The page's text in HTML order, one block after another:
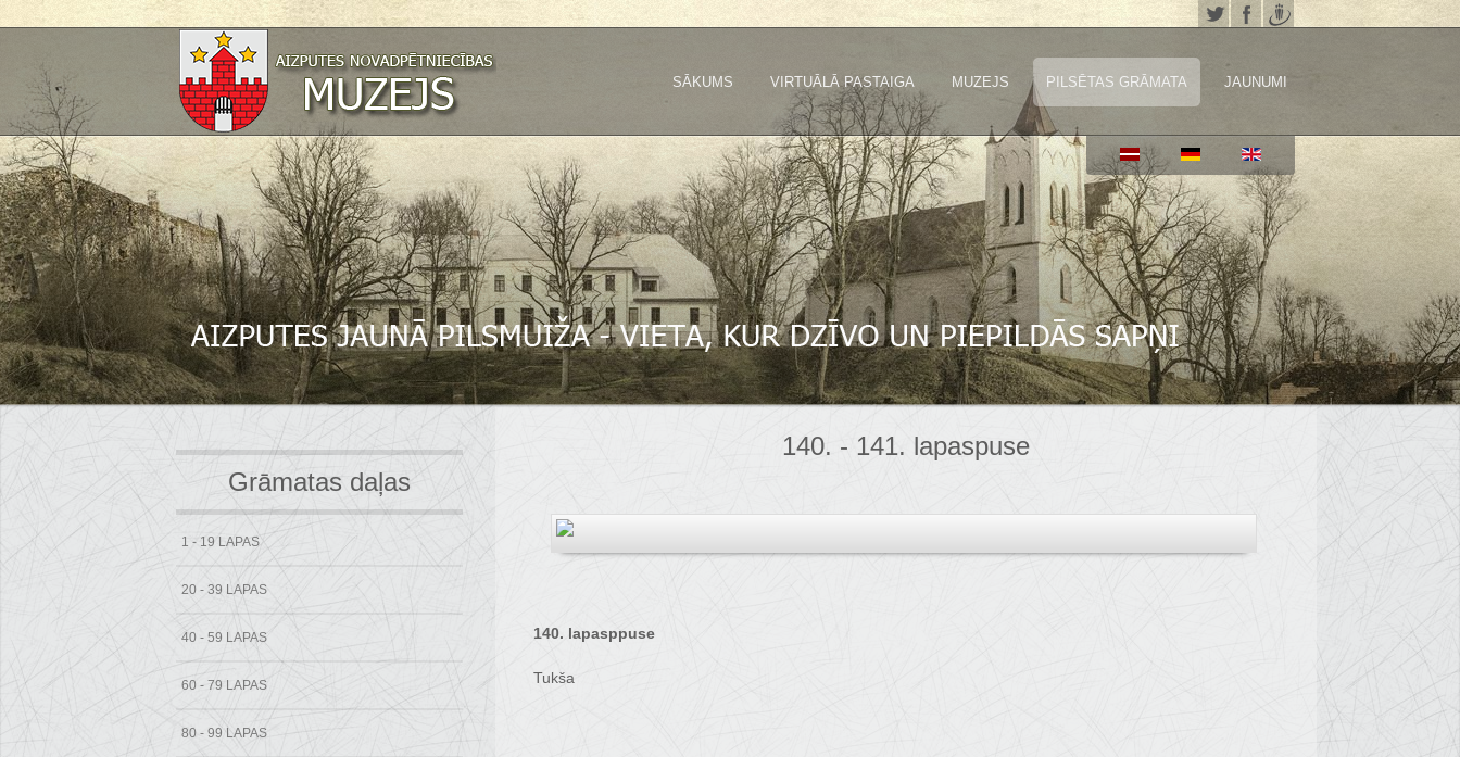
SĀKUMS VIRTUĀLĀ PASTAIGA MUZEJS PILSĒTAS GRĀMATA JAUNUMI
Grāmatas daļas
1 - 19 LAPAS
20 - 39 LAPAS
40 - 59 LAPAS
60 - 79 LAPAS
80 - 99 LAPAS
140. - 141. lapaspuse
140. lapasppuse
Tukša